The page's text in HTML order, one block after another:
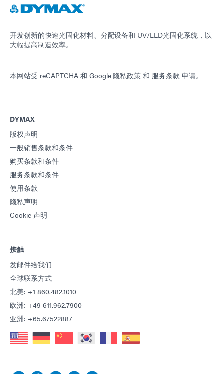
开发创新的快速光固化材料、分配设备和 UV/LED光固化系统，以
大幅提高制造效率。
本网站受 reCAPTCHA 和 Google 隐私政策 和 服务条款 申请。
DYMAX
版权声明
一般销售条款和条件
购买条款和条件
服务条款和条件
使用条款
隐私声明
Cookie 声明
接触
发邮件给我们
全球联系方式
北美: +1 860.482.1010
欧洲: +49 611.962.7900
亚洲: +65.67522887